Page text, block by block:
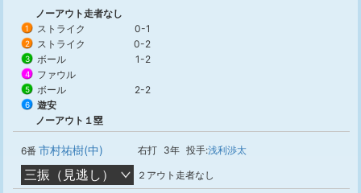
ノーアウト走者なし
1 ストライク 0-1
2 ストライク 0-2
3 ボール 1-2
4 ファウル
5 ボール 2-2
6
遊安
ノーアウト１塁
6番 市村祐樹(中) 右打 3年 投手:浅利渉太
三振（見逃し） ２アウト走者なし